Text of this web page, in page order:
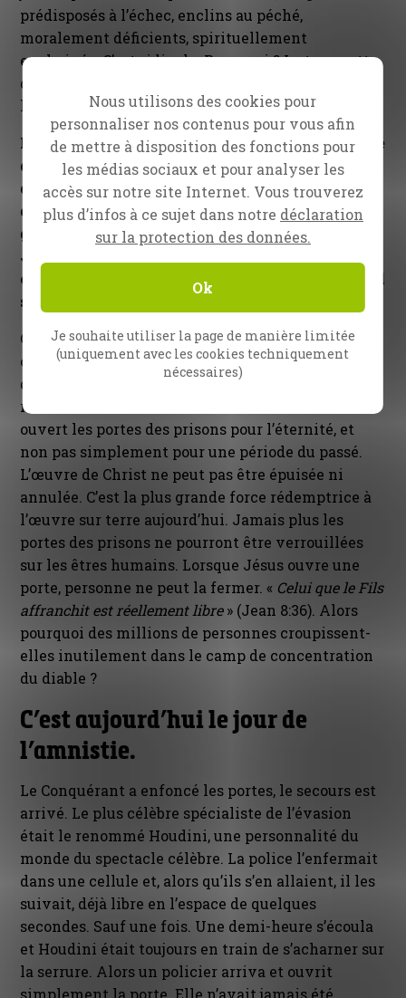
prédisposés à l’échec, enclins au péché,
moralement déficients, spirituellement
enchainés. C’est ridicule. Pourquoi ? La trompette
du jubilé a déjà retenti. Les esclaves ont été
libérés.
Proclamez-le ! Les gens l’ont oublié. Ils ont oublié
que Jésus-Christ est venu. Nous ne sommes pas
dans l’ère préchrétienne. Nous n’attendons pas
que Christ vienne et remporte la victoire. La
guerre est terminée. La liberté nous appartient !
Jésus a ouvert en grand le royaume de la liberté
et sonné la trompette de l’émancipation lorsqu’Il
s’est écrié sur la croix : « Tout est accompli ! ».
Ceux qui devraient mieux savoir appellent notre
époque l’ère « postchrétienne », comme si l’œuvre
de Christ n’était destinée qu’à une époque
révolue ! Cela est assurément faux. Jésus-Christ a
ouvert les portes des prisons pour l’éternité, et
non pas simplement pour une période du passé.
L’œuvre de Christ ne peut pas être épuisée ni
annulée. C’est la plus grande force rédemptrice à
l’œuvre sur terre aujourd’hui. Jamais plus les
portes des prisons ne pourront être verrouillées
sur les êtres humains. Lorsque Jésus ouvre une
porte, personne ne peut la fermer. « Celui que le Fils
affranchit est réellement libre» (Jean 8:36). Alors
pourquoi des millions de personnes croupissent-
elles inutilement dans le camp de concentration
du diable ?
C’est aujourd’hui le jour de
l’amnistie.
Le Conquérant a enfoncé les portes, le secours est
arrivé. Le plus célèbre spécialiste de l’évasion
était le renommé Houdini, une personnalité du
monde du spectacle célèbre. La police l’enfermait
dans une cellule et, alors qu’ils s’en allaient, il les
suivait, déjà libre en l’espace de quelques
secondes. Sauf une fois. Une demi-heure s’écoula
et Houdini était toujours en train de s’acharner sur
la serrure. Alors un policier arriva et ouvrit
simplement la porte. Elle n’avait jamais été
Nous utilisons des cookies pour
personnaliser nos contenus pour vous afin
de mettre à disposition des fonctions pour
les médias sociaux et pour analyser les
accès sur notre site Internet. Vous trouverez
plus d’infos à ce sujet dans notre déclaration
sur la protection des données.
Ok
Je souhaite utiliser la page de manière limitée
(uniquement avec les cookies techniquement
nécessaires)